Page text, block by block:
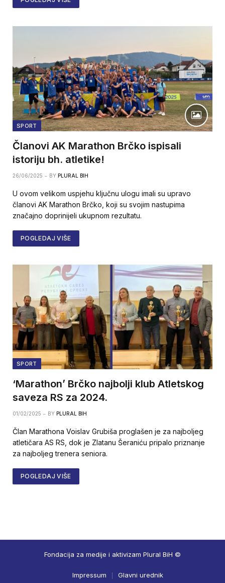
SPORT
Članovi AK Marathon Brčko ispisali
istoriju bh. atletike!
26/06/2025 BY PLURAL BIH
U ovom velikom uspjehu ključnu ulogu imali su upravo
članovi AK Marathon Brčko, koji su svojim nastupima
značajno doprinijeli ukupnom rezultatu.
POGLEDAJ VIŠE
SPORT
‘Marathon’ Brčko najbolji klub Atletskog
saveza RS za 2024.
01/02/2025 BY PLURAL BIH
Član Marathona Voislav Grubiša proglašen je za najboljeg
atletičara AS RS, dok je Zlatanu Šeraniću pripalo priznanje
za najboljeg trenera seniora.
POGLEDAJ VIŠE
Fondacija za medije i aktivizam Plural BiH ©
Impressum Glavni urednik